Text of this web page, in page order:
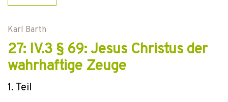
Karl Barth
27: IV.3 § 69: Jesus Christus der
wahrhaftige Zeuge
1. Teil